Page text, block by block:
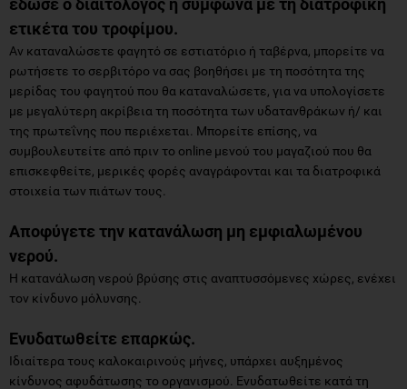
έδωσε ο διαιτολόγος ή σύμφωνα με τη διατροφική
ετικέτα του τροφίμου.
Αν καταναλώσετε φαγητό σε εστιατόριο ή ταβέρνα, μπορείτε να
ρωτήσετε το σερβιτόρο να σας βοηθήσει με τη ποσότητα της
μερίδας του φαγητού που θα καταναλώσετε, για να υπολογίσετε
με μεγαλύτερη ακρίβεια τη ποσότητα των υδατανθράκων ή/ και
της πρωτεΐνης που περιέχεται. Μπορείτε επίσης, να
συμβουλευτείτε από πριν το online μενού του μαγαζιού που θα
επισκεφθείτε, μερικές φορές αναγράφονται και τα διατροφικά
στοιχεία των πιάτων τους.
Αποφύγετε την κατανάλωση μη εμφιαλωμένου
νερού.
Η κατανάλωση νερού βρύσης στις αναπτυσσόμενες χώρες, ενέχει
τον κίνδυνο μόλυνσης.
Ενυδατωθείτε επαρκώς.
Ιδιαίτερα τους καλοκαιρινούς μήνες, υπάρχει αυξημένος
κίνδυνος αφυδάτωσης το οργανισμού. Ενυδατωθείτε κατά τη